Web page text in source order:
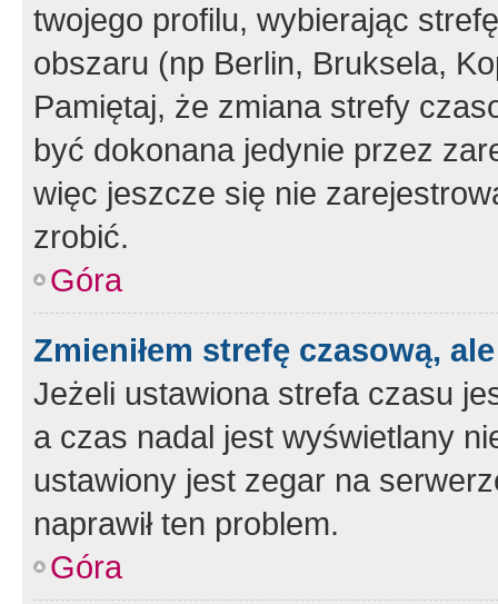
twojego profilu, wybierając
obszaru (np Berlin, Bruksela,
Pamiętaj, że zmiana strefy
być dokonana jedynie przez
więc jeszcze się nie
zrobić.
Góra
Zmieniłem strefę czasową,
Jeżeli ustawiona strefa czasu
a czas nadal jest wyświetlany
ustawiony jest zegar na
naprawił ten problem.
Góra